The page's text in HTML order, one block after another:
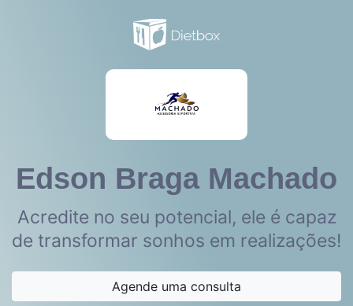
Edson Braga Machado
Acredite no seu potencial, ele é capaz
de transformar sonhos em realizações!
Agende uma consulta